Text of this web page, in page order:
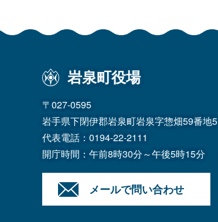
岩泉町役場
〒027-0595
岩手県下閉伊郡岩泉町岩泉字惣畑59番地5
代表電話： 0194-22-2111
開庁時間：午前8時30分～午後5時15分
メールで問い合わせ